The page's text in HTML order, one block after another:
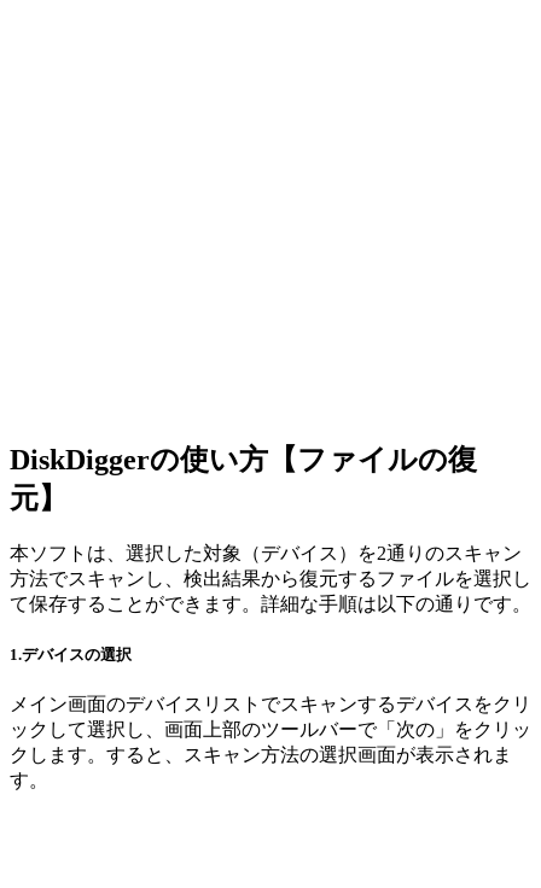
DiskDiggerの使い方【ファイルの復
元】
本ソフトは、選択した対象（デバイス）を2通りのスキャン
方法でスキャンし、検出結果から復元するファイルを選択し
て保存することができます。詳細な手順は以下の通りです。
1.デバイスの選択
メイン画面のデバイスリストでスキャンするデバイスをクリ
ックして選択し、画面上部のツールバーで「次の」をクリッ
クします。すると、スキャン方法の選択画面が表示されま
す。